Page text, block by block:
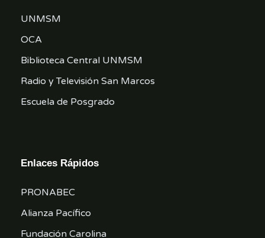
UNMSM
OCA
Biblioteca Central UNMSM
Radio y Televisión San Marcos
Escuela de Posgrado
Enlaces Rápidos
PRONABEC
Alianza Pacífico
Fundación Carolina